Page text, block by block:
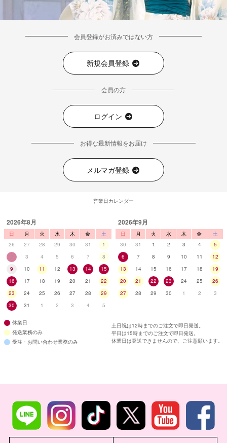
会員登録がお済みではない方
新規会員登録
会員の方
ログイン
お得な最新情報をお届け
メルマガ登録
営業日カレンダー
2026年8月
日 月 火 水 木 金
土
26
27 28 29 30 31
1
2
3 4 5 6 7
8
9
10 11 12 13 14
15
16
17 18 19 20 21
22
23
24 25 26 27 28
29
30
31 1 2 3 4 5
2026年9月
日 月 火 水 木 金
土
30
31 1 2 3 4
5
6
7 8 9 10 11
12
13
14 15 16 17 18
19
20
21 22 23 24 25
26
27
28 29 30 1 2 3
休業日
発送業務のみ
受注・お問い合わせ業務のみ
土日祝は12時までのご注文で即日発送。
平日は15時までのご注文で即日発送。
休業日は発送できませんので、ご注意願います。